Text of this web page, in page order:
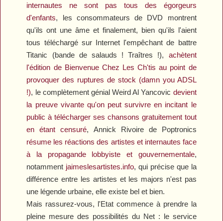
internautes ne sont pas tous des égorgeurs
d'enfants, les consommateurs de DVD montrent
qu'ils ont une âme et finalement, bien qu'ils l'aient
tous téléchargé sur Internet l'empêchant de battre
Titanic (bande de salauds ! Traîtres !), achètent
l'édition de Bienvenue Chez Les Ch'tis au point de
provoquer des ruptures de stock (damn you ADSL
!), le complètement génial Weird Al Yancovic devient
la preuve vivante qu'on peut survivre en incitant le
public à télécharger ses chansons gratuitement tout
en étant censuré, Annick Rivoire de Poptronics
résume les réactions des artistes et internautes face
à la propagande lobbyiste et gouvernementale,
notamment jaimeslesartistes.info, qui précise que la
différence entre les artistes et les majors n'est pas
une légende urbaine, elle existe bel et bien.
Mais rassurez-vous, l'Etat commence à prendre la
pleine mesure des possibilités du Net : le service